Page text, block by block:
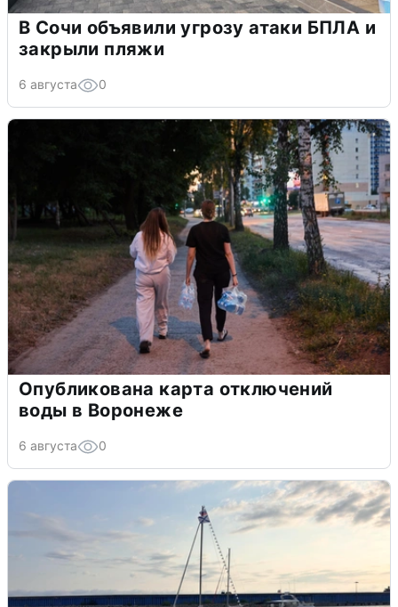
В Сочи объявили угрозу атаки БПЛА и
закрыли пляжи
6 августа 0
Опубликована карта отключений
воды в Воронеже
6 августа 0